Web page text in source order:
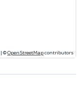
| ©OpenStreetMapcontributors